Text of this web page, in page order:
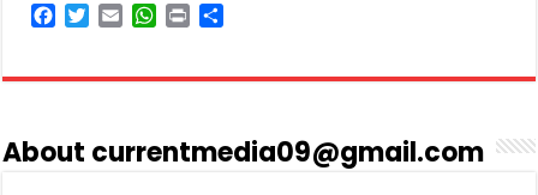
F
e
o
T
t
r
E
i
W
t
p
P
n
r
About currentmedia09@gmail.com